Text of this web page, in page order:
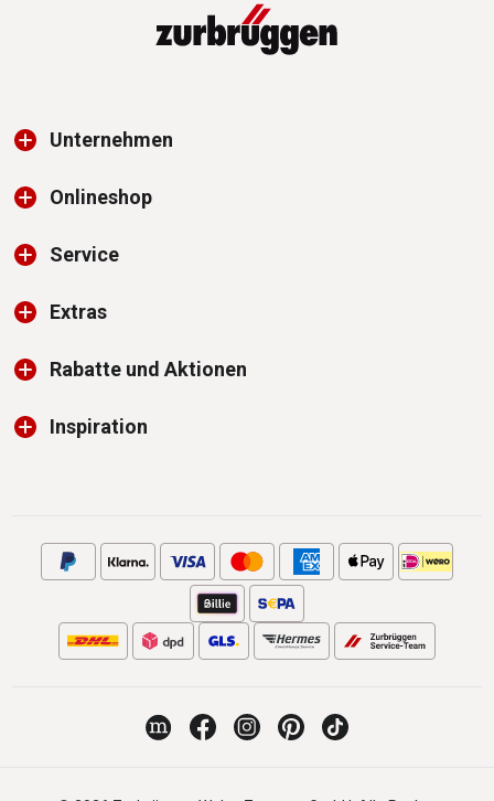
Unternehmen
Onlineshop
Service
Extras
Rabatte und Aktionen
Inspiration